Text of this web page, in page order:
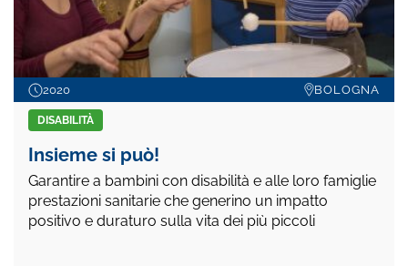
2020 BOLOGNA
DISABILITÀ
Insieme si può!
Garantire a bambini con disabilità e alle loro famiglie
prestazioni sanitarie che generino un impatto
positivo e duraturo sulla vita dei più piccoli